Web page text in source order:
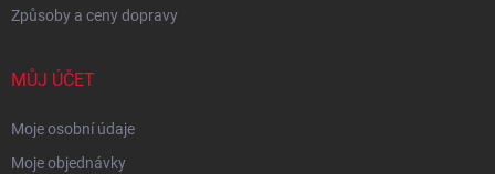
Způsoby a ceny dopravy
MŮJ ÚČET
Moje osobní údaje
Moje objednávky